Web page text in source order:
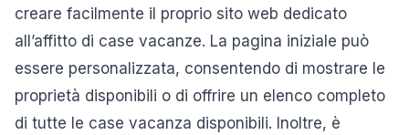
creare facilmente il proprio sito web dedicato
all’affitto di case vacanze. La pagina iniziale può
essere personalizzata, consentendo di mostrare le
proprietà disponibili o di offrire un elenco completo
di tutte le case vacanza disponibili. Inoltre, è